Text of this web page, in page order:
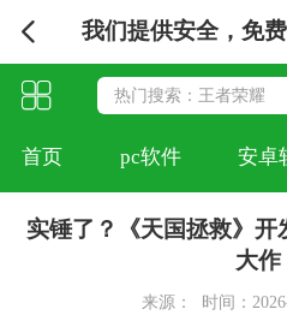
我们提供安全，免
首页 pc软件 安卓
实锤了？《天国拯救》
大作
来源： 时间：